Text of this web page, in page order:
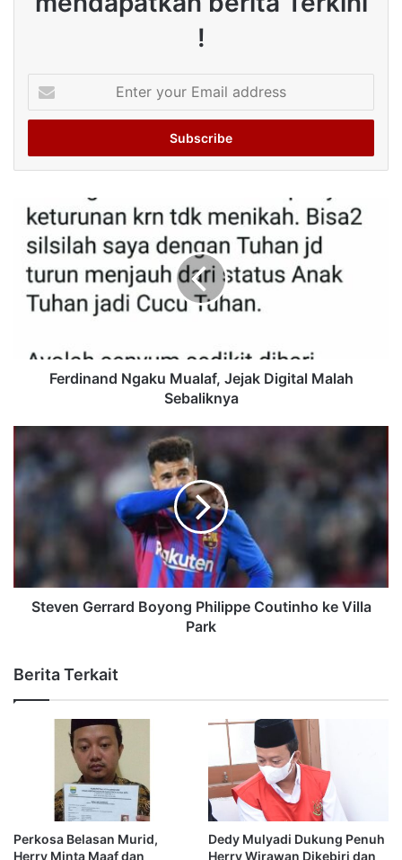
!
your
Email
Ferdinand Ngaku Mualaf, Jejak Digital Malah
Sebaliknya
Steven Gerrard Boyong Philippe Coutinho ke Villa
Park
Berita Terkait
Perkosa Belasan Murid,
Herry Minta Maaf dan
Dedy Mulyadi Dukung Penuh
Herry Wirawan Dikebiri dan